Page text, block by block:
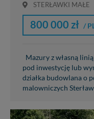
STERŁAWKI MAŁE
800 000 zł /
Mazury z własną
pod inwestycję lub
działka budowlana o
malowniczych